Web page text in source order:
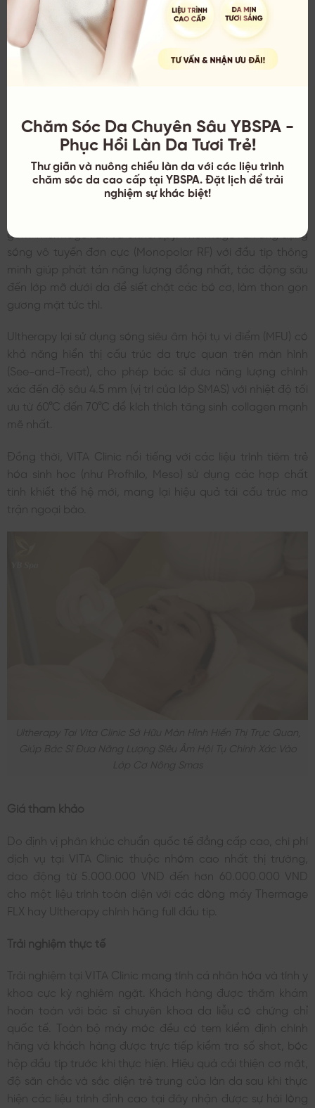
Thời gian hoạt động:
08:45 – 19:30 (Tất cả các ngày
trong tuần).
4. VITA Clinic
Được biết đến là một trong những thương hiệu tiên phong
thuật.
Điểm nổi bật
VITA Clinic sở hữu danh mục công nghệ trẻ hóa da và
gồm Thermage FLX và Ultherapy. Thermage FLX ứng dụng
sóng vô tuyến đơn cực (Monopolar RF) với đầu tip thông
minh giúp phát tán năng lượng đồng nhất, tác động sâu
đến lớp mỡ dưới da để siết chặt các bó cơ, làm thon gọn
gương mặt tức thì.
Ultherapy lại sử dụng sóng siêu âm hội tụ vi điểm (MFU) có
khả năng hiển thị cấu trúc da trực quan trên màn hình
(See-and-Treat), cho phép bác sĩ đưa năng lượng chính
xác đến độ sâu 4.5 mm (vị trí của lớp SMAS) với nhiệt độ tối
ưu từ 60°C đến 70°C để kích thích tăng sinh collagen mạnh
mẽ nhất.
Đồng thời, VITA Clinic nổi tiếng với các liệu trình tiêm trẻ
hóa sinh học (như Profhilo, Meso) sử dụng các hợp chất
tinh khiết thế hệ mới, mang lại hiệu quả tái cấu trúc ma
trận ngoại bào.
Ultherapy Tại Vita Clinic Sở Hữu Màn Hình Hiển Thị Trực Quan,
Giúp Bác Sĩ Đưa Năng Lượng Siêu Âm Hội Tụ Chính Xác Vào
Lớp Cơ Nông Smas
Giá tham khảo
Do định vị phân khúc chuẩn quốc tế đẳng cấp cao, chi phí
dịch vụ tại VITA Clinic thuộc nhóm cao nhất thị trường,
dao động từ 5.000.000 VND đến hơn 60.000.000 VND
cho một liệu trình toàn diện với các dòng máy Thermage
FLX hay Ultherapy chính hãng full đầu tip.
Trải nghiệm thực tế
Trải nghiệm tại VITA Clinic mang tính cá nhân hóa và tính y
khoa cực kỳ nghiêm ngặt. Khách hàng được thăm khám
hoàn toàn với bác sĩ chuyên khoa da liễu có chứng chỉ
quốc tế. Toàn bộ máy móc đều có tem kiểm định chính
hãng và khách hàng được trực tiếp kiểm tra số shot, bóc
hộp đầu tip trước khi thực hiện. Hiệu quả cải thiện cơ mặt,
độ săn chắc và sắc diện trẻ trung của làn da sau khi thực
hiện các liệu trình đỉnh cao tại đây nhận được sự hài lòng
Chăm Sóc Da Chuyên Sâu YBSPA -
Phục Hồi Làn Da Tươi Trẻ!
Thư giãn và nuông chiều làn da với các liệu trình
chăm sóc da cao cấp tại YBSPA. Đặt lịch để trải
nghiệm sự khác biệt!